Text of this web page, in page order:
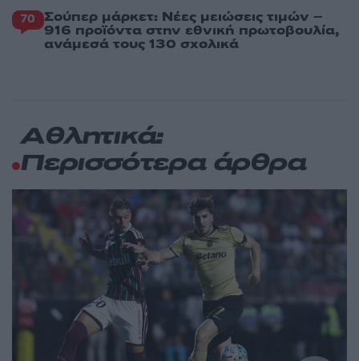
70 Σούπερ μάρκετ: Νέες μειώσεις τιμών –
916 προϊόντα στην εθνική πρωτοβουλία,
ανάμεσά τους 130 σχολικά
Αθλητικά:
Περισσότερα άρθρα